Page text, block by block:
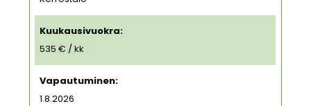
Kuukausivuokra:
535 € / kk
Vapautuminen:
1.8.2026